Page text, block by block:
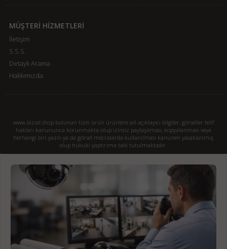
MÜŞTERİ HİZMETLERİ
İletişim
S.S.S.
Detaylı Arama
Hakkımızda
www.bizial.shop bulunan tüm ürün ürünlere ait açıklayıcı bilgiler, görseller telif
hakları kanununca korunmakta olup izinsiz paylaşılması, kopyalanması veya
herhangi biri yazılı ya da görsel mecralarda kullanılması kanunen yasaklanmış
olup hukuki yaptırıma tabi tutulmaktadır.